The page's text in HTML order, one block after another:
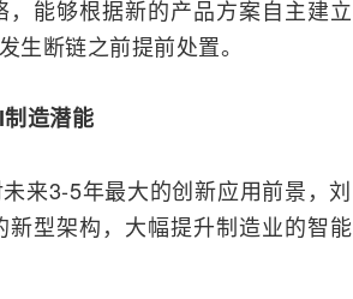
能够根据新的产品方案自主建立
生断链之前提前处置。
制造潜能
来3-5年最大的创新应用前景，刘
新型架构，大幅提升制造业的智能